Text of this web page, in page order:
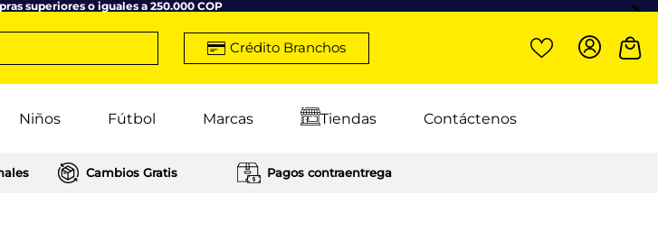
superiores o iguales a 250.000 COP
Crédito Branchos
Niños Fútbol Marcas Tiendas Contáctenos
Cambios Gratis Pagos contraentrega